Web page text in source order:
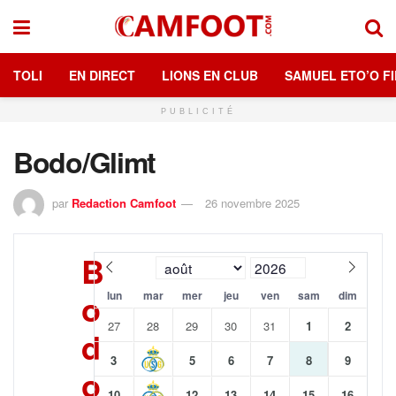
TOLI EN DIRECT LIONS EN CLUB SAMUEL ETO’O
PUBLICITÉ
Bodo/Glimt
par Redaction Camfoot 26 novembre 2025
B
o
d
o
lun mar mer jeu ven sam dim
27 28 29 30 31 1 2
3 5 6 7 8 9